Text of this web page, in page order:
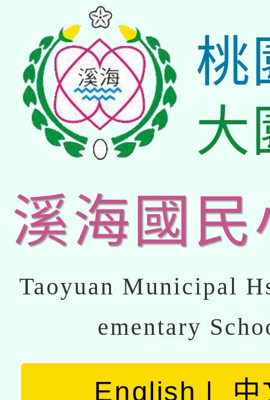
桃
大
溪海國民
Taoyuan Municipal
ementary
English 中